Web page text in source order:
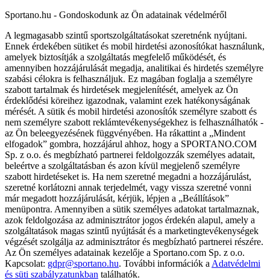
Sportano.hu - Gondoskodunk az Ön adatainak védelméről
A legmagasabb szintű sportszolgáltatásokat szeretnénk nyújtani.
Ennek érdekében sütiket és mobil hirdetési azonosítókat használunk,
amelyek biztosítják a szolgáltatás megfelelő működését, és
amennyiben hozzájárulását megadja, analitikai és hirdetés személyre
szabási célokra is felhasználjuk. Ez magában foglalja a személyre
szabott tartalmak és hirdetések megjelenítését, amelyek az Ön
érdeklődési köreihez igazodnak, valamint ezek hatékonyságának
mérését. A sütik és mobil hirdetési azonosítók személyre szabott és
nem személyre szabott reklámtevékenységekhez is felhasználhatók -
az Ön beleegyezésének függvényében. Ha rákattint a „Mindent
elfogadok” gombra, hozzájárul ahhoz, hogy a SPORTANO.COM
Sp. z o.o. és megbízható partnerei feldolgozzák személyes adatait,
beleértve a szolgáltatásban és azon kívül megjelenő személyre
szabott hirdetéseket is. Ha nem szeretné megadni a hozzájárulást,
szeretné korlátozni annak terjedelmét, vagy vissza szeretné vonni
már megadott hozzájárulását, kérjük, lépjen a „Beállítások”
menüpontra. Amennyiben a sütik személyes adatokat tartalmaznak,
azok feldolgozása az adminisztrátor jogos érdekén alapul, amely a
szolgáltatások magas szintű nyújtását és a marketingtevékenységek
végzését szolgálja az adminisztrátor és megbízható partnerei részére.
Az Ön személyes adatainak kezelője a Sportano.com Sp. z o.o.
Kapcsolat: gdpr@sportano.hu. További információk a Adatvédelmi
és süti szabályzatunkban találhatók.